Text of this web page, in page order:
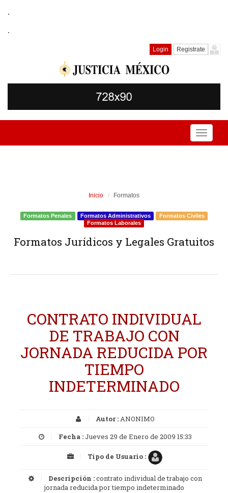
.
.
Login Registrate
Toggle
Inicio Formatos
Formatos Penales Formatos Administrativos
Formatos Civiles
Formatos Laborales
Formatos Jurídicos y Legales Gratuitos
CONTRATO INDIVIDUAL
DE TRABAJO CON
JORNADA REDUCIDA POR
TIEMPO
INDETERMINADO
Autor :ANONIMO
Fecha :Jueves 29 de Enero de 2009 15:33
Tipo de Usuario :
Descripción :contrato individual de trabajo con
jornada reducida por tiempo indeterminado